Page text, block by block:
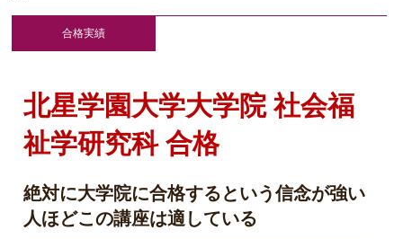
合格実績
北星学園大学大学院 社会福
祉学研究科 合格
絶対に大学院に合格するという信念が強い
人ほどこの講座は適している